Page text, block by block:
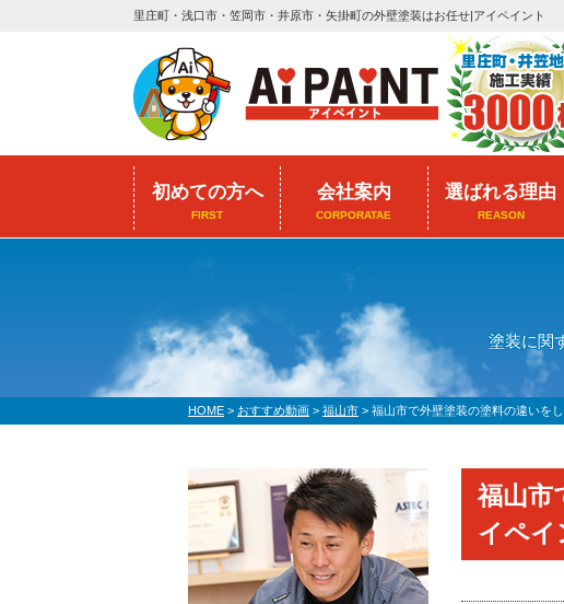
里庄町・浅口市・笠岡市・井原市・矢掛町の外壁塗装はお任せ|アイペイント
初めての方へ
FIRST
会社案内
CORPORATAE
選ばれる理由
REASON
塗装に関
HOME > おすすめ動画 > 福山市 > 福山市で外壁塗装の塗料の違いを
福山市
イペイ